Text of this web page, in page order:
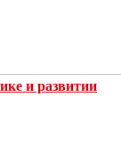
и развитии